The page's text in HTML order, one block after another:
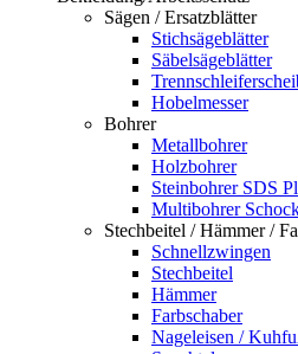
Sägen / Ersatzblätter
Stichsägeblätter
Säbelsägeblätter
Hobelmesser
Bohrer
Metallbohrer
Holzbohrer
Steinbohrer SDS
Multibohrer
Stechbeitel / Hämmer /
Schnellzwingen
Stechbeitel
Hämmer
Farbschaber
Nageleisen /